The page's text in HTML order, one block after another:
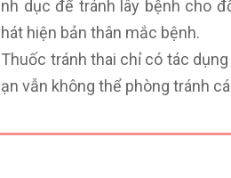
dục để tránh lây bệnh cho
hiện bản thân mắc bệnh.
Thuốc tránh thai chỉ có tác
vẫn không thể phòng tránh